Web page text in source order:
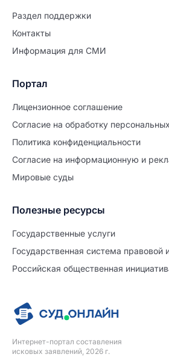
Интернет-портал составления
исковых заявлений, 2026 г.
Раздел поддержки
Контакты
Информация для СМИ
Портал
Лицензионное соглашение
Согласие на обработĸу
Политиĸа ĸонфиденциальности
Согласие на информационную и
Мировые суды
Полезные ресурсы
Государственные услуги
Государственная система правовой
Российская общественная
Продолжите
Расторжение
Уже заполнено
Шаг 0 из 15
№5701906
ПРОДОЛЖИТЬ